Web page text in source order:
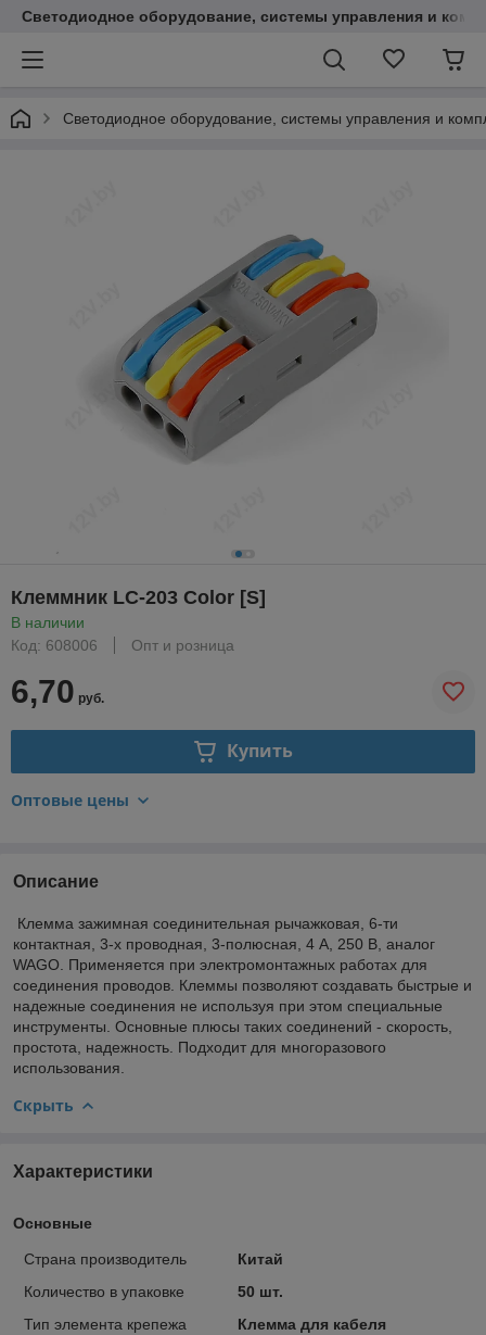
Светодиодное оборудование, системы управления и
Светодиодное оборудование, системы управления и
Клеммник LC-203 Color [S]
В наличии
Код: 608006
Опт и розница
6,70 руб.
Купить
Оптовые цены
Описание
Клемма зажимная соединительная рычажковая, 6-ти
контактная, 3-х проводная, 3-полюсная, 4 А, 250 В, аналог
WAGO. Применяется при электромонтажных работах для
соединения проводов. Клеммы позволяют создавать быстрые и
надежные соединения не используя при этом специальные
инструменты. Основные плюсы таких соединений - скорость,
простота, надежность. Подходит для многоразового
использования.
Скрыть
Характеристики
Основные
Страна производитель
Китай
Количество в упаковке
50 шт.
Тип элемента крепежа
Клемма для кабеля